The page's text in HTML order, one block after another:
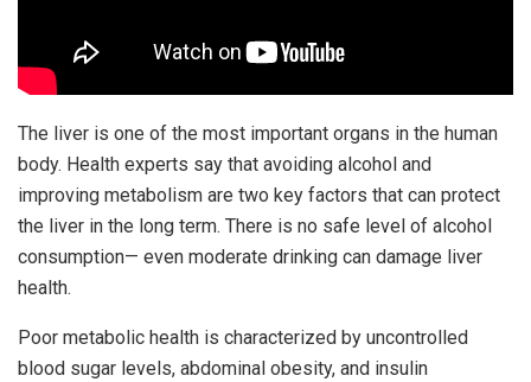
The liver is one of the most important organs in the human
body. Health experts say that avoiding alcohol and
improving metabolism are two key factors that can protect
the liver in the long term. There is no safe level of alcohol
consumption— even moderate drinking can damage liver
health.
Poor metabolic health is characterized by uncontrolled
blood sugar levels, abdominal obesity, and insulin